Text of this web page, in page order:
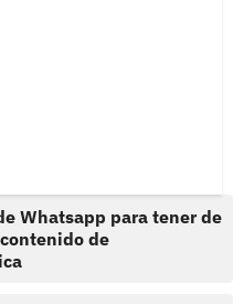
Whatsapp para tener de
de